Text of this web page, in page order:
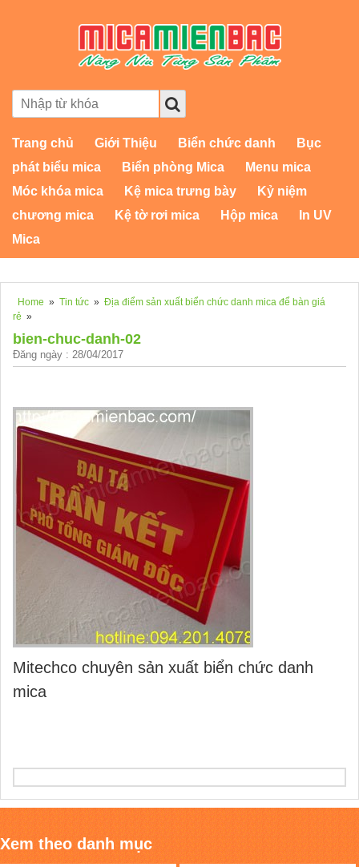
Trang chủ Giới Thiệu Biển chức danh
Bục
phát biểu mica
Biển phòng Mica
Menu mica
Móc khóa mica
Kệ mica trưng bày
Kỷ niệm
chương mica
Kệ tờ rơi mica Hộp mica
In UV
Mica
Home » Tin tức » Địa điểm sản xuất biển chức danh mica để bàn giá
rẻ »
bien-chuc-danh-02
Đăng ngày : 28/04/2017
Mitechco chuyên sản xuất biển chức danh
mica
Xem theo danh mục